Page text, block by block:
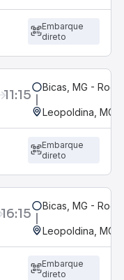
Embarque
direto
11:15 Bicas, MG -
Leopoldina, MG
Embarque
direto
16:15 Bicas, MG -
Leopoldina, MG
Embarque
direto